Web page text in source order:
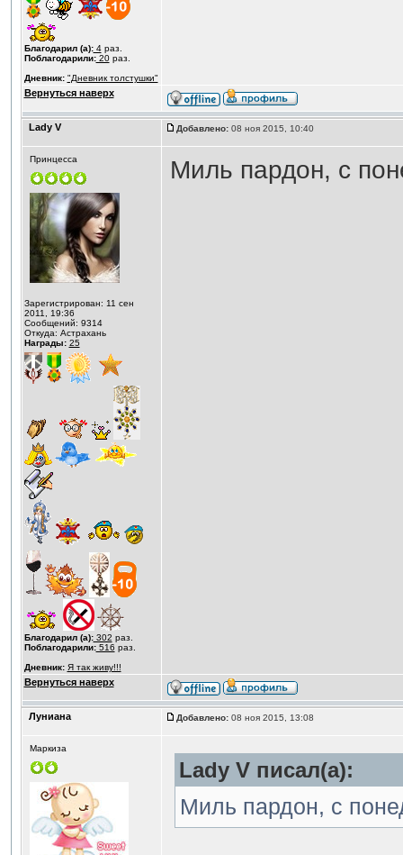
Благодарил (а):4раз.
Поблагодарили:20раз.
Дневник: "Дневник толстушки"
Вернуться наверх
Lady V Добавлено:08 ноя 2015, 10:40
Принцесса
Зарегистрирован: 11 сен
2011, 19:36
Сообщений: 9314
Откуда: Астрахань
Награды: 25
Благодарил (а):302 раз.
Поблагодарили:516 раз.
Дневник: Я так живу!!!
Миль пардон, с
Вернуться наверх
Луниана Добавлено:08 ноя 2015, 13:08
Маркиза
Lady V писал(а):
Миль пардон, с